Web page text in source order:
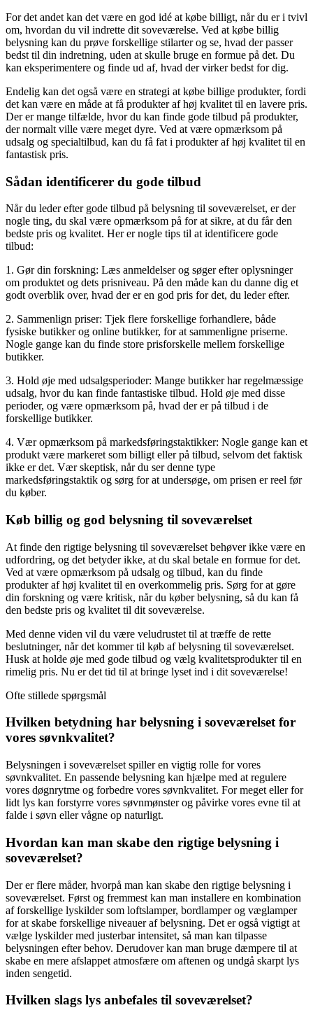
For det andet kan det være en god idé at købe billigt, når du er i tvivl
om, hvordan du vil indrette dit soveværelse. Ved at købe billig
belysning kan du prøve forskellige stilarter og se, hvad der passer
bedst til din indretning, uden at skulle bruge en formue på det. Du
kan eksperimentere og finde ud af, hvad der virker bedst for dig.
Endelig kan det også være en strategi at købe billige produkter, fordi
det kan være en måde at få produkter af høj kvalitet til en lavere pris.
Der er mange tilfælde, hvor du kan finde gode tilbud på produkter,
der normalt ville være meget dyre. Ved at være opmærksom på
udsalg og specialtilbud, kan du få fat i produkter af høj kvalitet til en
fantastisk pris.
Sådan identificerer du gode tilbud
Når du leder efter gode tilbud på belysning til soveværelset, er der
nogle ting, du skal være opmærksom på for at sikre, at du får den
bedste pris og kvalitet. Her er nogle tips til at identificere gode
tilbud:
1. Gør din forskning: Læs anmeldelser og søger efter oplysninger
om produktet og dets prisniveau. På den måde kan du danne dig et
godt overblik over, hvad der er en god pris for det, du leder efter.
2. Sammenlign priser: Tjek flere forskellige forhandlere, både
fysiske butikker og online butikker, for at sammenligne priserne.
Nogle gange kan du finde store prisforskelle mellem forskellige
butikker.
3. Hold øje med udsalgsperioder: Mange butikker har regelmæssige
udsalg, hvor du kan finde fantastiske tilbud. Hold øje med disse
perioder, og være opmærksom på, hvad der er på tilbud i de
forskellige butikker.
4. Vær opmærksom på markedsføringstaktikker: Nogle gange kan et
produkt være markeret som billigt eller på tilbud, selvom det faktisk
ikke er det. Vær skeptisk, når du ser denne type
markedsføringstaktik og sørg for at undersøge, om prisen er reel før
du køber.
Køb billig og god belysning til soveværelset
At finde den rigtige belysning til soveværelset behøver ikke være en
udfordring, og det betyder ikke, at du skal betale en formue for det.
Ved at være opmærksom på udsalg og tilbud, kan du finde
produkter af høj kvalitet til en overkommelig pris. Sørg for at gøre
din forskning og være kritisk, når du køber belysning, så du kan få
den bedste pris og kvalitet til dit soveværelse.
Med denne viden vil du være veludrustet til at træffe de rette
beslutninger, når det kommer til køb af belysning til soveværelset.
Husk at holde øje med gode tilbud og vælg kvalitetsprodukter til en
rimelig pris. Nu er det tid til at bringe lyset ind i dit soveværelse!
Ofte stillede spørgsmål
Hvilken betydning har belysning i soveværelset for
vores søvnkvalitet?
Belysningen i soveværelset spiller en vigtig rolle for vores
søvnkvalitet. En passende belysning kan hjælpe med at regulere
vores døgnrytme og forbedre vores søvnkvalitet. For meget eller for
lidt lys kan forstyrre vores søvnmønster og påvirke vores evne til at
falde i søvn eller vågne op naturligt.
Hvordan kan man skabe den rigtige belysning i
soveværelset?
Der er flere måder, hvorpå man kan skabe den rigtige belysning i
soveværelset. Først og fremmest kan man installere en kombination
af forskellige lyskilder som loftslamper, bordlamper og væglamper
for at skabe forskellige niveauer af belysning. Det er også vigtigt at
vælge lyskilder med justerbar intensitet, så man kan tilpasse
belysningen efter behov. Derudover kan man bruge dæmpere til at
skabe en mere afslappet atmosfære om aftenen og undgå skarpt lys
inden sengetid.
Hvilken slags lys anbefales til soveværelset?